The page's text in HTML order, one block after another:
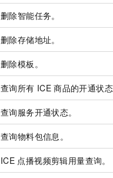
删除智能任务。
删除存储地址。
删除模板。
查询所有 ICE 商品的开通状
查询服务开通状态。
查询物料包信息。
ICE 点播视频剪辑用量查询。